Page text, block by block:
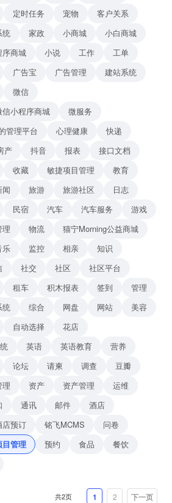
定时任务 宠物
客户关系
统 家政 小商城
小白商城
序商城 小说 工作
工单
广告宝 广告管理
建站系统
微信
小程序商城
微服务
管理平台
心理健康
快递
产 抖音 报表
接口文档
收藏 敏捷项目管理
教育
闻 旅游 旅游社区
日志
民宿 汽车 汽车服务
游戏
理 物流
猫宁Morning公益商城
乐 监控 相亲
知识
社交 社区
社区平台
租车 积木报表 签到
管理
统 综合 网盘 网站
美容
自动选择
花店
英语 英语教育
营养
论坛 请柬 调查
豆瓣
理 资产 资产管理
运维
通讯 邮件
酒店
店预订 铭飞MCMS
问卷
目管理 预约 食品
餐饮
1 2 下一页
共2页